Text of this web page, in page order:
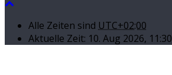
Alle Zeiten sind UTC+02:00
Aktuelle Zeit: 10. Aug 2026, 11:30